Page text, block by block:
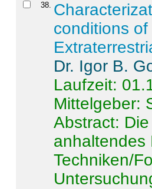
38.
conditions
Dr. Igor B.
Laufzeit:
Mittelgeber:
Abstract:
anhaltendes
Techniken/